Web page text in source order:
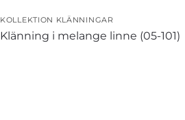
KOLLEKTION KLÄNNINGAR
Klänning i melange linne (05-101)